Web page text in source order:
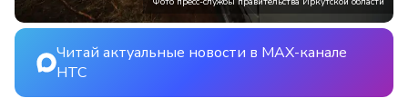
Читай актуальные новости в MAX-канале
НТС